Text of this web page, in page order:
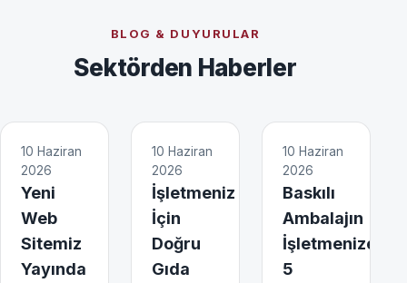
BLOG & DUYURULAR
Sektörden Haberler
10 Haziran
2026
Yeni
Web
Sitemiz
Yayında
10 Haziran
2026
İşletmeniz
İçin
Doğru
Gıda
10 Haziran
2026
Baskılı
Ambalajın
İşletmenize
5